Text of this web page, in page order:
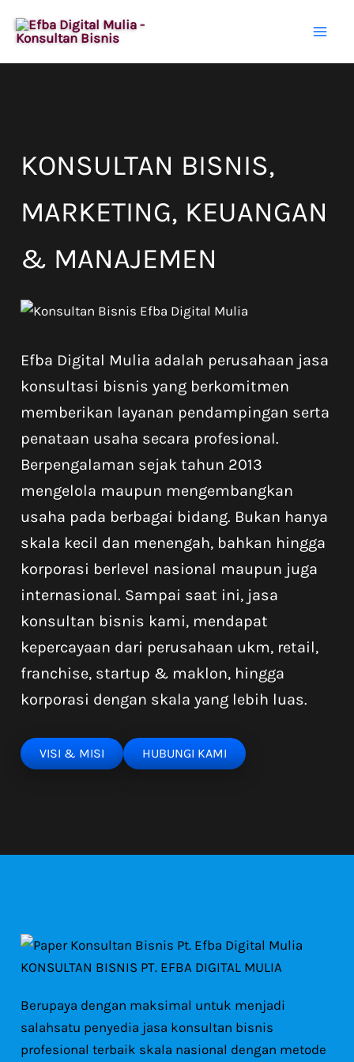
ke
KONSULTAN BISNIS,
MARKETING, KEUANGAN
& MANAJEMEN
Efba Digital Mulia adalah perusahaan jasa
konsultasi bisnis yang berkomitmen
memberikan layanan pendampingan serta
penataan usaha secara profesional.
Berpengalaman sejak tahun 2013
mengelola maupun mengembangkan
usaha pada berbagai bidang. Bukan hanya
skala kecil dan menengah, bahkan hingga
korporasi berlevel nasional maupun juga
internasional. Sampai saat ini, jasa
konsultan bisnis kami, mendapat
kepercayaan dari perusahaan ukm, retail,
franchise, startup & maklon, hingga
korporasi dengan skala yang lebih luas.
VISI & MISI HUBUNGI KAMI
KONSULTAN BISNIS PT. EFBA DIGITAL MULIA
Berupaya dengan maksimal untuk menjadi
salahsatu penyedia jasa konsultan bisnis
profesional terbaik skala nasional dengan metode